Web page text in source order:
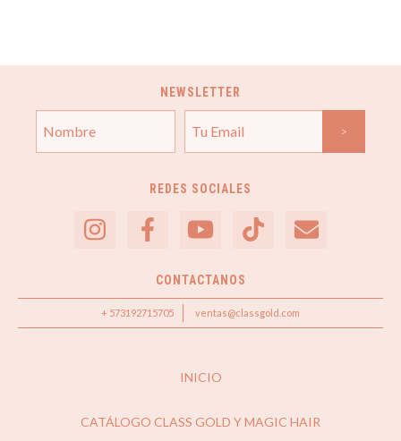
NEWSLETTER
REDES SOCIALES
CONTACTANOS
+ 573192715705 ventas@classgold.com
INICIO
CATÁLOGO CLASS GOLD Y MAGIC HAIR